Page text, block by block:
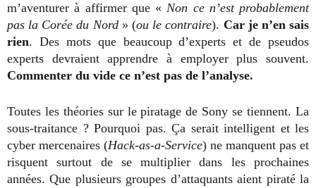
m’aventurer à affirmer que «Non ce n’est probablement
pas la Corée du Nord» (ou le contraire). Car je n’en sais
rien. Des mots que beaucoup d’experts et de pseudos
experts devraient apprendre à employer plus souvent.
Commenter du vide ce n’est pas de l’analyse.
Toutes les théories sur le piratage de Sony se tiennent. La
sous-traitance ? Pourquoi pas. Ça serait intelligent et les
cyber mercenaires (Hack-as-a-Service) ne manquent pas et
risquent surtout de se multiplier dans les prochaines
années. Que plusieurs groupes d’attaquants aient piraté la